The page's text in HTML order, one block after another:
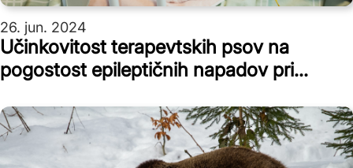
26. jun. 2024
Učinkovitost terapevtskih psov na
pogostost epileptičnih napadov pri